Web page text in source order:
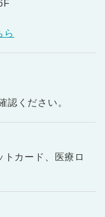
ら
認ください。
カード、医療ロ